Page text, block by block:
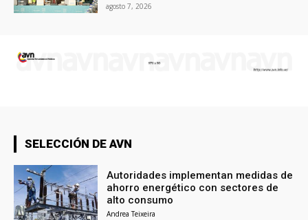
agosto 7, 2026
SELECCIÓN DE AVN
Autoridades implementan medidas de
ahorro energético con sectores de
alto consumo
Andrea Teixeira